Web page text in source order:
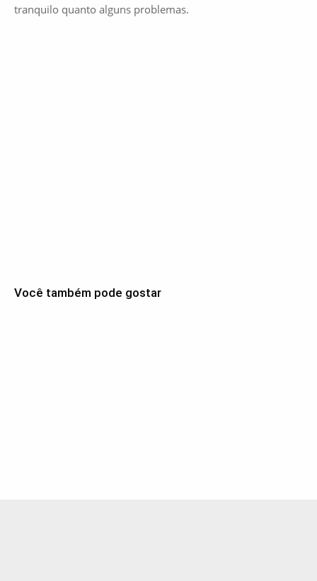
tranquilo quanto alguns problemas.
Você também pode gostar